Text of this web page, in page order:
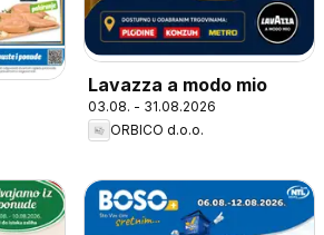
Lavazza a modo mio
03.08. - 31.08.2026
ORBICO d.o.o.